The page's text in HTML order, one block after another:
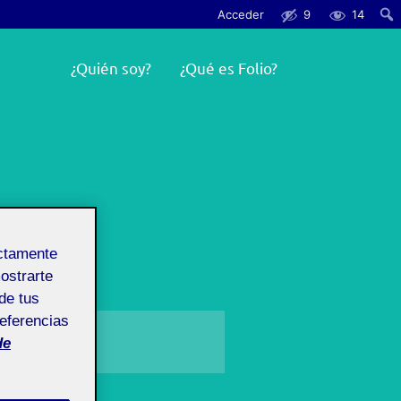
Acceder 9
14
¿Quién soy? ¿Qué es Folio?
tus